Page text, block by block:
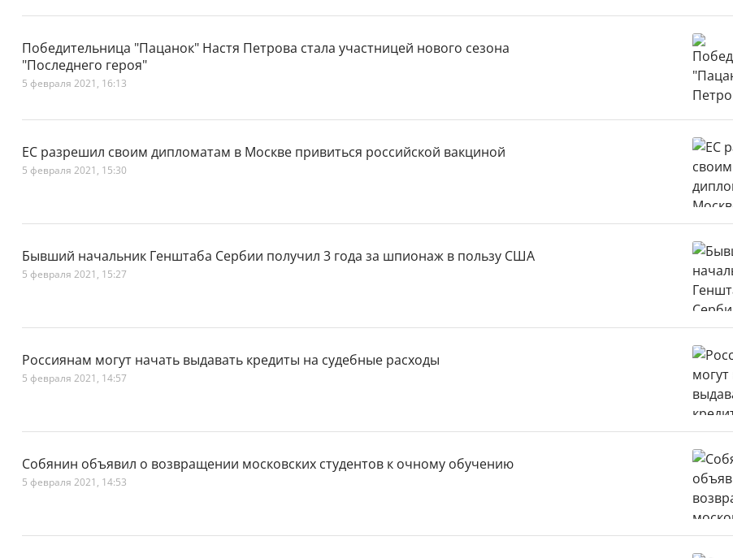
Победительница "Пацанок" Настя Петрова стала участницей нового сезона
"Последнего героя"
5 февраля 2021, 16:13
ЕС разрешил своим дипломатам в Москве привиться российской вакциной
5 февраля 2021, 15:30
Бывший начальник Генштаба Сербии получил 3 года за шпионаж в пользу США
5 февраля 2021, 15:27
Россиянам могут начать выдавать кредиты на судебные расходы
5 февраля 2021, 14:57
Собянин объявил о возвращении московских студентов к очному обучению
5 февраля 2021, 14:53